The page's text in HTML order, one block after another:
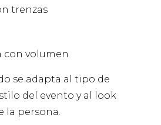
trenzas
con volumen
se adapta al tipo de
del evento y al look
la persona.